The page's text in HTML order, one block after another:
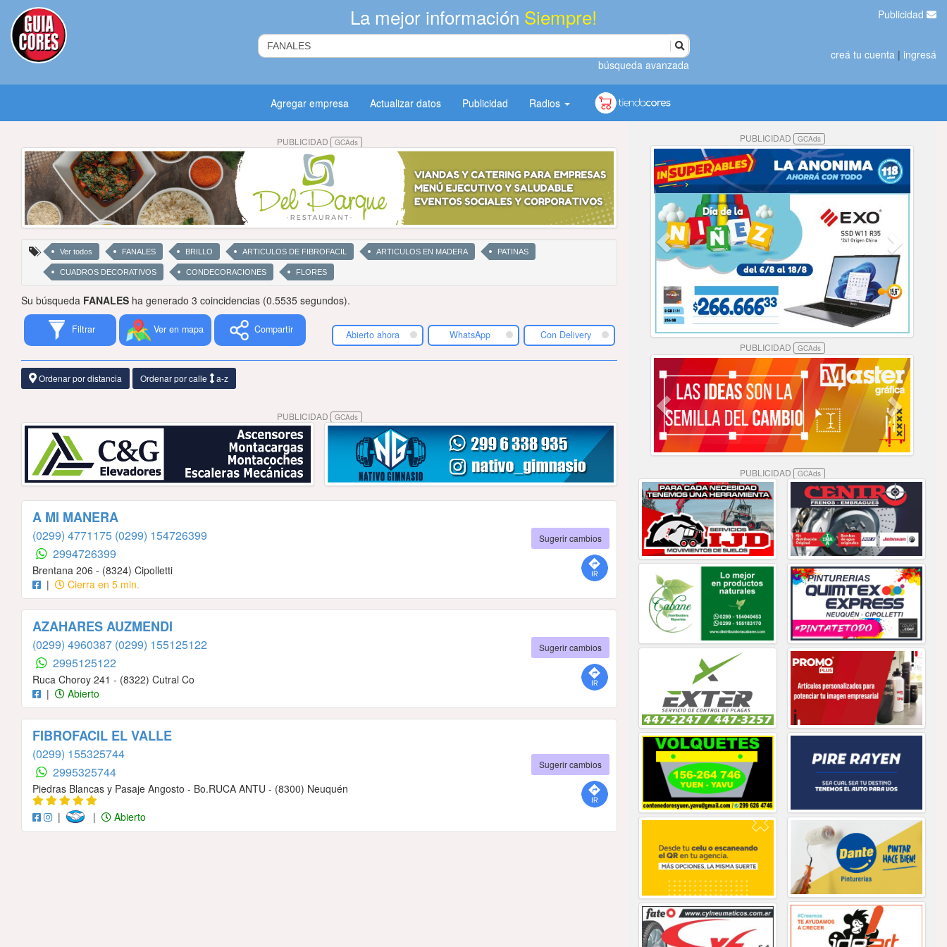
La mejor información Siempre!
búsqueda avanzada
Publicidad
creá tu cuenta | ingresá
Agregar empresa Actualizar datos Publicidad Radios
PUBLICIDAD GCAds
Ver todos FANALES BRILLO ARTICULOS DE FIBROFACIL ARTICULOS EN MADERA PATINAS
CUADROS DECORATIVOS CONDECORACIONES FLORES
Su búsqueda FANALES ha generado 3 coincidencias (0.5535 segundos).
Filtrar Ver en mapa Compartir Abierto ahora WhatsApp Con Delivery
Ordenar por distancia Ordenar por calle a-z
PUBLICIDAD GCAds
A MI MANERA
(0299) 4771175 (0299) 154726399
2994726399
Brentana 206 - (8324) Cipolletti
|
Cierra en 5 min.
Sugerir cambios
AZAHARES AUZMENDI
(0299) 4960387 (0299) 155125122
2995125122
Ruca Choroy 241 - (8322) Cutral Co
|
Abierto
Sugerir cambios
FIBROFACIL EL VALLE
(0299) 155325744
2995325744
Piedras Blancas y Pasaje Angosto - Bo.RUCA ANTU - (8300) Neuquén
|
| Abierto
Sugerir cambios
PUBLICIDAD GCAds
PUBLICIDAD GCAds
PUBLICIDAD GCAds